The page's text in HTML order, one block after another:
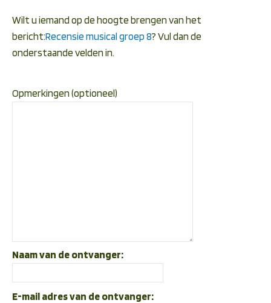
Wilt u iemand op de hoogte brengen van het
bericht:Recensie musical groep 8? Vul dan de
onderstaande velden in.
Opmerkingen (optioneel)
Naam van de ontvanger:
E-mail adres van de ontvanger: